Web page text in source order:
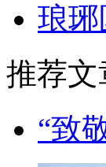
琅琊
推荐文
“致